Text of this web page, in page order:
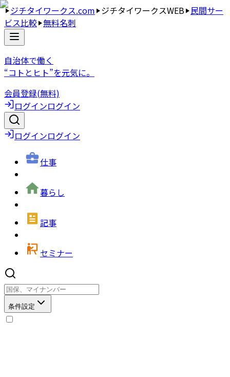
ジチタイワークス.com ジチタイワークスWEB 民間サー
ビス比較 無料名刺
自治体で働く
“コトとヒト”を元気に。
会員登録(無料)
ログインログイン
ログインログイン
仕事
暮らし
記事
セミナー
条件設定